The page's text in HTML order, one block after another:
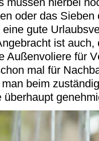
oder das
gute
ist
Außenvoliere für
mal für
beim
überhaupt